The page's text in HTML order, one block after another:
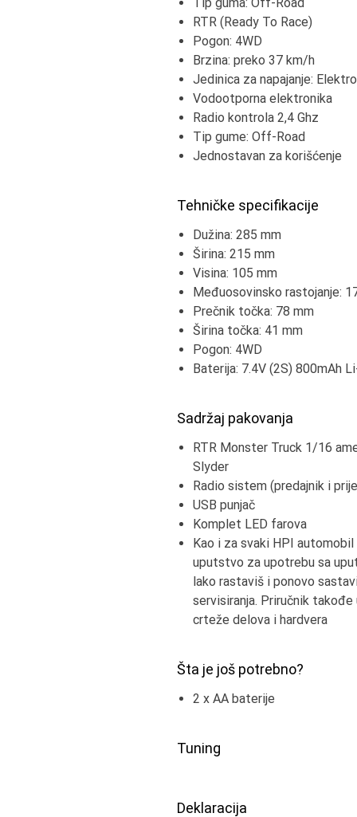
RTR (Ready To Race)
Pogon: 4WD
Brzina: preko 37 km/h
Jedinica za napajanje: Elektro
Vodootporna elektronika
Radio kontrola 2,4 Ghz
Tip gume: Off-Road
Jednostavan za korišćenje
Tehničke specifikacije
Dužina: 285 mm
Širina: 215 mm
Visina: 105 mm
Međuosovinsko rastojanje:
Prečnik točka: 78 mm
Širina točka: 41 mm
Pogon: 4WD
Baterija: 7.4V (2S) 800mAh
Sadržaj pakovanja
RTR Monster Truck 1/16
Slyder
Radio sistem (predajnik i
USB punjač
Komplet LED farova
Kao i za svaki HPI
uputstvo za upotrebu sa
lako rastaviš i ponovo
servisiranja. Priručnik
crteže delova i hardvera
Šta je još potrebno?
2 x AA baterije
Tuning
Deklaracija